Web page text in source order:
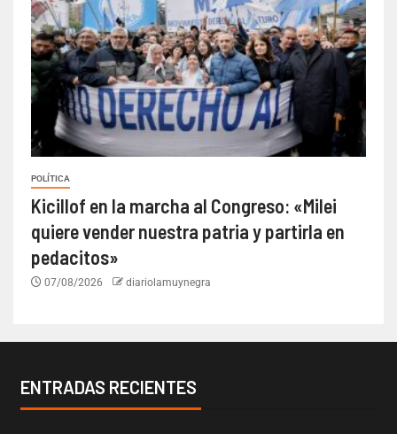
POLÍTICA
Kicillof en la marcha al Congreso: «Milei
quiere vender nuestra patria y partirla en
pedacitos»
07/08/2026 diariolamuynegra
ENTRADAS RECIENTES